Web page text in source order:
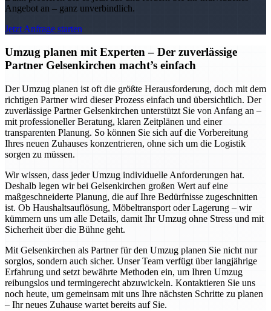
Angebot an – ganz unverbindlich.
Jetzt Anfrage starten
Umzug planen mit Experten – Der zuverlässige
Partner Gelsenkirchen macht’s einfach
Der Umzug planen ist oft die größte Herausforderung, doch mit dem
richtigen Partner wird dieser Prozess einfach und übersichtlich. Der
zuverlässige Partner Gelsenkirchen unterstützt Sie von Anfang an –
mit professioneller Beratung, klaren Zeitplänen und einer
transparenten Planung. So können Sie sich auf die Vorbereitung
Ihres neuen Zuhauses konzentrieren, ohne sich um die Logistik
sorgen zu müssen.
Wir wissen, dass jeder Umzug individuelle Anforderungen hat.
Deshalb legen wir bei Gelsenkirchen großen Wert auf eine
maßgeschneiderte Planung, die auf Ihre Bedürfnisse zugeschnitten
ist. Ob Haushaltsauflösung, Möbeltransport oder Lagerung – wir
kümmern uns um alle Details, damit Ihr Umzug ohne Stress und mit
Sicherheit über die Bühne geht.
Mit Gelsenkirchen als Partner für den Umzug planen Sie nicht nur
sorglos, sondern auch sicher. Unser Team verfügt über langjährige
Erfahrung und setzt bewährte Methoden ein, um Ihren Umzug
reibungslos und termingerecht abzuwickeln. Kontaktieren Sie uns
noch heute, um gemeinsam mit uns Ihre nächsten Schritte zu planen
– Ihr neues Zuhause wartet bereits auf Sie.